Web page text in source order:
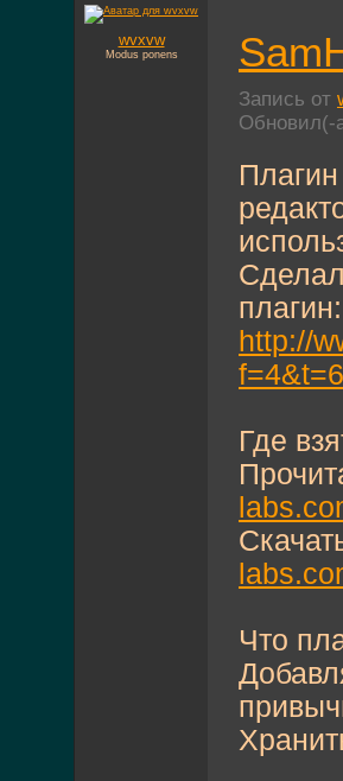
wvxvw
Modus ponens
Запись от
плагин:
http://
Где
Что